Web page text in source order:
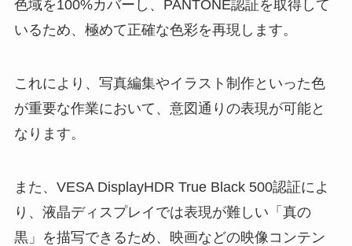
色域を100%カバーし、PANTONE認証を取得して
いるため、極めて正確な色彩を再現します。
これにより、写真編集やイラスト制作といった色
が重要な作業において、意図通りの表現が可能と
なります。
また、VESA DisplayHDR True Black 500認証によ
り、液晶ディスプレイでは表現が難しい「真の
黒」を描写できるため、映画などの映像コンテン